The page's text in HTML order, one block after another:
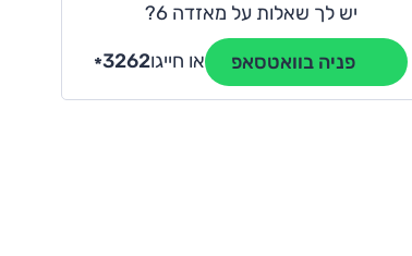
יש לך שאלות על מאזדה 6?
פניה בוואטסאפ או חייגו *3262